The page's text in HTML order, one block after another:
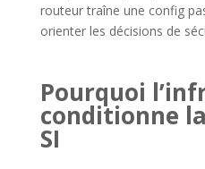
routeur traîne une config
orienter les décisions de
Pourquoi
conditionne
SI